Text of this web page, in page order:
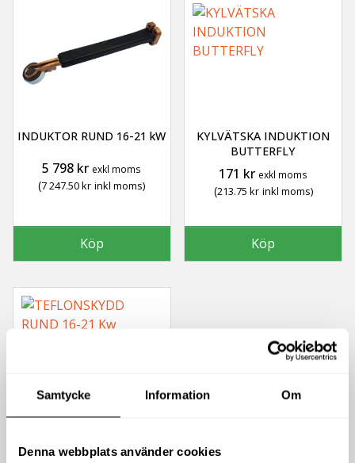
Samtycke Information Om
Denna webbplats använder cookies
INDUKTOR RUND 16-21 kW
5 798 kr exkl moms
(7 247.50kr inkl moms)
Köp
KYLVÄTSKA INDUKTION
BUTTERFLY
171 kr exkl moms
(213.75 kr inkl moms)
Köp
Kw